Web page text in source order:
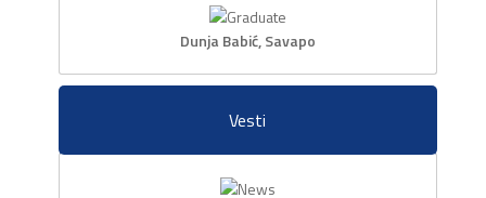
Dunja Babić, Savapo
Vesti